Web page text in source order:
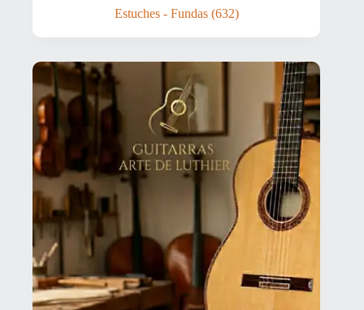
Estuches - Fundas (632)